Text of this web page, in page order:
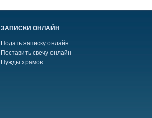
ЗАПИСКИ ОНЛАЙН
Подать записку онлайн
Поставить свечу онлайн
Нужды храмов